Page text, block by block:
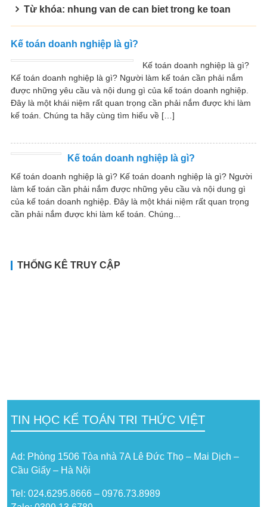
Từ khóa: nhung van de can biet trong ke toan
Kế toán doanh nghiệp là gì?
Kế toán doanh nghiệp là gì?
Kế toán doanh nghiệp là gì? Người làm kế toán cần phải nắm
được những yêu cầu và nội dung gì của kế toán doanh nghiệp.
Đây là một khái niệm rất quan trọng cần phải nắm được khi làm
kế toán. Chúng ta hãy cùng tìm hiểu về […]
Kế toán doanh nghiệp là gì?
Kế toán doanh nghiệp là gì? Kế toán doanh nghiệp là gì? Người
làm kế toán cần phải nắm được những yêu cầu và nội dung gì
của kế toán doanh nghiệp. Đây là một khái niệm rất quan trọng
cần phải nắm được khi làm kế toán. Chúng...
THỐNG KÊ TRUY CẬP
TIN HỌC KẾ TOÁN TRI THỨC VIỆT
Ad: Phòng 1506 Tòa nhà 7A Lê Đức Thọ – Mai Dịch –
Cầu Giấy – Hà Nội
Tel: 024.6295.8666 – 0976.73.8989